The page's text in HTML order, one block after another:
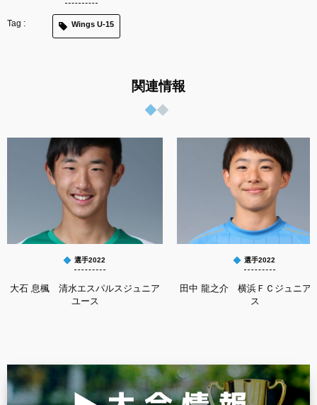
Wings U-15
関連情報
選手2022
大石 息楓 清水エスパルスジュニア
ユース
選手2022
田中 龍之介 横浜ＦＣジュニア
ス